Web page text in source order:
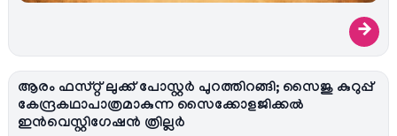
→
ആരം ഫസ്റ്റ് ലുക്ക് പോസ്റ്റർ പുറത്തിറങ്ങി; സൈജു കുറുപ്പ്
കേന്ദ്രകഥാപാത്രമാകുന്ന സൈക്കോളജിക്കൽ
ഇൻവെസ്റ്റിഗേഷൻ ത്രില്ലർ